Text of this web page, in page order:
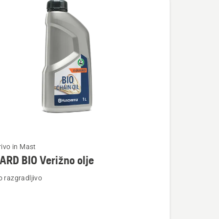
in Mast
BIO Verižno olje
razgradljivo